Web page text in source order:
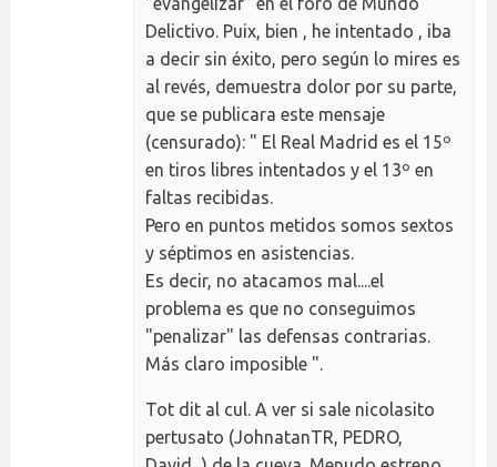
Delictivo. Puix, bien , he intentado , iba
a decir sin éxito, pero según lo mires es
al revés, demuestra dolor por su parte,
que se publicara este mensaje
(censurado): " El Real Madrid es el 15º
en tiros libres intentados y el 13º en
faltas recibidas.
Pero en puntos metidos somos sextos
y séptimos en asistencias.
Es decir, no atacamos mal....el
problema es que no conseguimos
"penalizar" las defensas contrarias.
Más claro imposible ".
Tot dit al cul. A ver si sale nicolasito
pertusato (JohnatanTR, PEDRO,